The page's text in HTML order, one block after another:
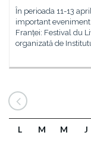
În perioada 11-13
important
Franței: Festival du
organizată de
L M M J